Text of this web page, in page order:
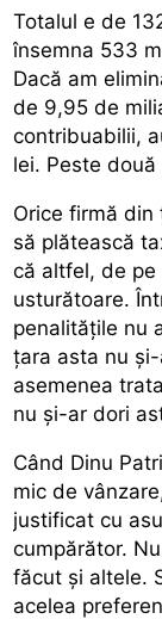
Totalul e de
însemna 533
Dacă am
de 9,95 de
contribuabilii,
lei. Peste
Orice firmă din
să plătească
că altfel, de pe
usturătoare.
penalităţile nu
ţara asta nu
asemenea
nu şi-ar dori
Când Dinu
mic de
justificat cu
cumpărător.
făcut şi altele.
acelea